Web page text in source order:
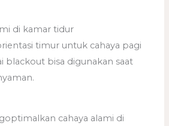
di kamar tidur
timur untuk cahaya pagi
blackout bisa digunakan saat
cahaya alami di